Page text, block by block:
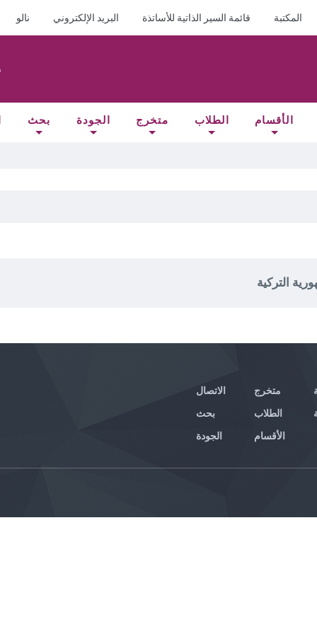
نالو البريد الإلكتروني قائمة السير الذاتية للأساتذة المكتبة
بحث الجودة متخرج الطلاب الأقسام
التركية
الاتصال
بحث
الجودة
متخرج
الطلاب
الأقسام